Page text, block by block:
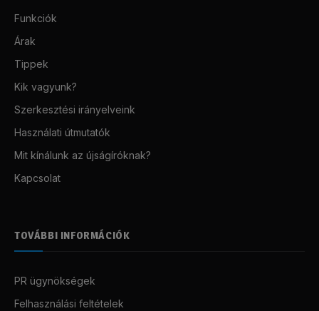
Funkciók
Árak
Tippek
Kik vagyunk?
Szerkesztési irányelveink
Használati útmutatók
Mit kínálunk az újságíróknak?
Kapcsolat
TOVÁBBI INFORMÁCIÓK
PR ügynökségek
Felhasználási feltételek